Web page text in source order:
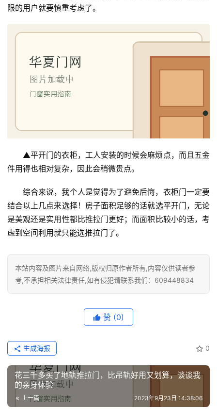
限的用户就要慎重考虑了。
▲平开门的衣柜，工人安装的时候会麻烦点，而且五金
件用得也相对复杂，因此会稍微贵点。
综合来说，我个人是觉得为了避免后悔，衣柜门一定要
结合以上几点来选择！房子面积足够的话就选平开门，无论
是美观还是实用性都比推拉门更好；而面积比较小的话，考
虑到空间利用就只能选推拉门了。
本站内容及图片来自网络,版权归原作者所有,内容仅供读者参
考,不承担相关法律责任,如有侵犯请联系我们：609448834
赞 (0)
0
生成海报
花三千多买了地轨推拉门，比吊轨好用又划算，谈谈我
的亲身体验
上一篇 2023年9月23日 14:38:06